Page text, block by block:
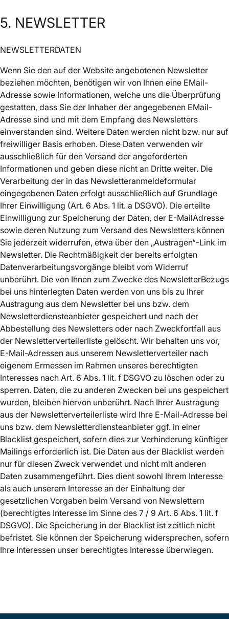
5. NEWSLETTER
NEWSLETTERDATEN
Wenn Sie den auf der Website angebotenen Newsletter
beziehen möchten, benötigen wir von Ihnen eine EMail-
Adresse sowie Informationen, welche uns die Überprüfung
gestatten, dass Sie der Inhaber der angegebenen EMail-
Adresse sind und mit dem Empfang des Newsletters
einverstanden sind. Weitere Daten werden nicht bzw. nur auf
freiwilliger Basis erhoben. Diese Daten verwenden wir
ausschließlich für den Versand der angeforderten
Informationen und geben diese nicht an Dritte weiter. Die
Verarbeitung der in das Newsletteranmeldeformular
eingegebenen Daten erfolgt ausschließlich auf Grundlage
Ihrer Einwilligung (Art. 6 Abs. 1 lit. a DSGVO). Die erteilte
Einwilligung zur Speicherung der Daten, der E-MailAdresse
sowie deren Nutzung zum Versand des Newsletters können
Sie jederzeit widerrufen, etwa über den „Austragen“-Link im
Newsletter. Die Rechtmäßigkeit der bereits erfolgten
Datenverarbeitungsvorgänge bleibt vom Widerruf
unberührt. Die von Ihnen zum Zwecke des NewsletterBezugs
bei uns hinterlegten Daten werden von uns bis zu Ihrer
Austragung aus dem Newsletter bei uns bzw. dem
Newsletterdiensteanbieter gespeichert und nach der
Abbestellung des Newsletters oder nach Zweckfortfall aus
der Newsletterverteilerliste gelöscht. Wir behalten uns vor,
E-Mail-Adressen aus unserem Newsletterverteiler nach
eigenem Ermessen im Rahmen unseres berechtigten
Interesses nach Art. 6 Abs. 1 lit. f DSGVO zu löschen oder zu
sperren. Daten, die zu anderen Zwecken bei uns gespeichert
wurden, bleiben hiervon unberührt. Nach Ihrer Austragung
aus der Newsletterverteilerliste wird Ihre E-Mail-Adresse bei
uns bzw. dem Newsletterdiensteanbieter ggf. in einer
Blacklist gespeichert, sofern dies zur Verhinderung künftiger
Mailings erforderlich ist. Die Daten aus der Blacklist werden
nur für diesen Zweck verwendet und nicht mit anderen
Daten zusammengeführt. Dies dient sowohl Ihrem Interesse
als auch unserem Interesse an der Einhaltung der
gesetzlichen Vorgaben beim Versand von Newslettern
(berechtigtes Interesse im Sinne des 7 / 9 Art. 6 Abs. 1 lit. f
DSGVO). Die Speicherung in der Blacklist ist zeitlich nicht
befristet. Sie können der Speicherung widersprechen, sofern
Ihre Interessen unser berechtigtes Interesse überwiegen.